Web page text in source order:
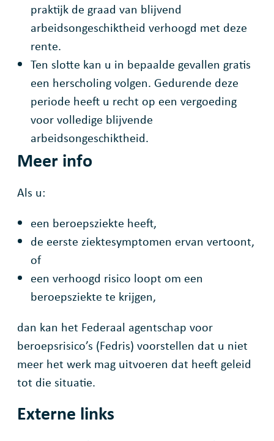
praktijk de graad van blijvend
arbeidsongeschiktheid verhoogd met deze
rente.
Ten slotte kan u in bepaalde gevallen gratis
een herscholing volgen. Gedurende deze
periode heeft u recht op een vergoeding
voor volledige blijvende
arbeidsongeschiktheid.
Meer info
Als u:
een beroepsziekte heeft,
de eerste ziektesymptomen ervan vertoont,
of
een verhoogd risico loopt om een
beroepsziekte te krijgen,
dan kan het Federaal agentschap voor
beroepsrisico’s (Fedris) voorstellen dat u niet
meer het werk mag uitvoeren dat heeft geleid
tot die situatie.
Externe links